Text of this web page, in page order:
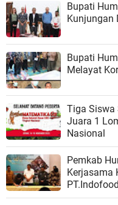
Bupati
Kunjungan
Bupati
Melayat
Tiga Siswa
Juara 1
Nasional
Pemkab
Kerjasama